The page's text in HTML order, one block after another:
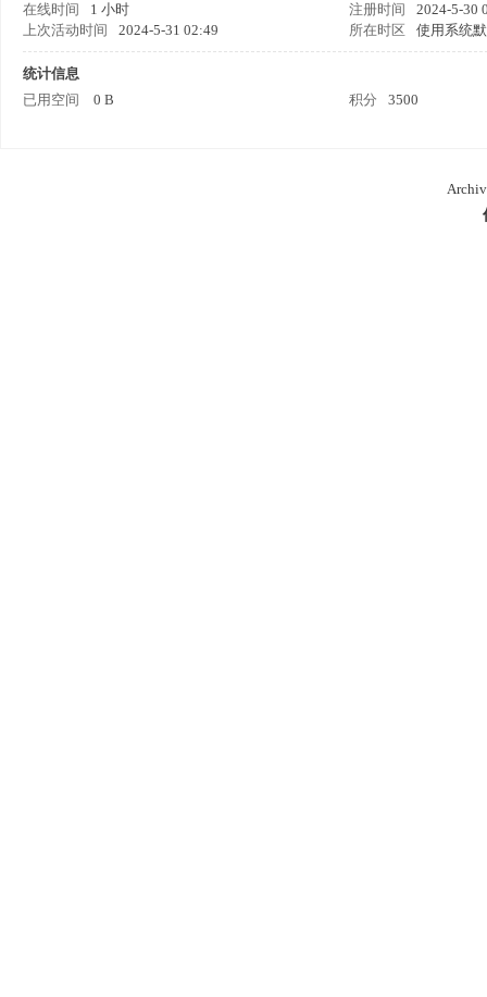
版
在线时间
1 小时 注册时间
2024-5-30
上次活动时间
2024-5-31 02:49 所在时区 使用系统
统计信息
已用空间
0 B 积分 3500